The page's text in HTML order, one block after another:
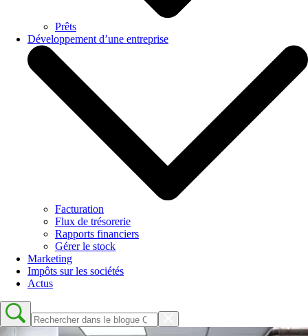
Prêts
Développement d’une entreprise
Facturation
Flux de trésorerie
Rapports financiers
Gérer le stock
Marketing
Impôts sur les sociétés
Actus